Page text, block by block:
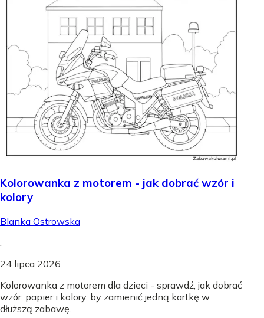
Kolorowanka z motorem - jak dobrać wzór i
kolory
Blanka Ostrowska
24 lipca 2026
Kolorowanka z motorem dla dzieci - sprawdź, jak dobrać
wzór, papier i kolory, by zamienić jedną kartkę w
dłuższą zabawę.